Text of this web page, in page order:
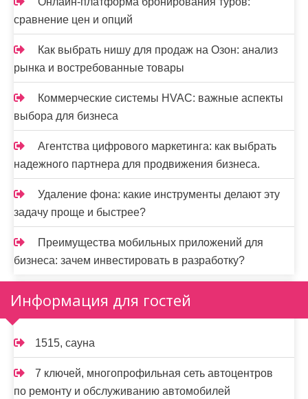
сравнение цен и опций
Как выбрать нишу для продаж на Озон: анализ
рынка и востребованные товары
Коммерческие системы HVAC: важные аспекты
выбора для бизнеса
Агентства цифрового маркетинга: как выбрать
надежного партнера для продвижения бизнеса.
Удаление фона: какие инструменты делают эту
задачу проще и быстрее?
Преимущества мобильных приложений для
бизнеса: зачем инвестировать в разработку?
Информация для гостей
1515, сауна
7 ключей, многопрофильная сеть автоцентров
по ремонту и обслуживанию автомобилей